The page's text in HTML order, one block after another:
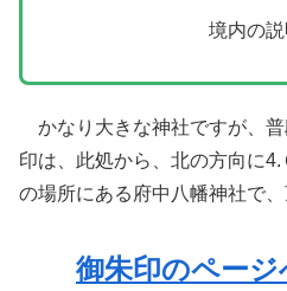
境内の説明板
かなり大きな神社ですが、
印は、此処から、北の方向に
の場所にある府中八幡神社で、
御朱印のページ